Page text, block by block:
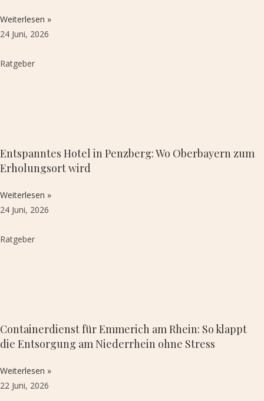
Weiterlesen »
24 Juni, 2026
Ratgeber
Entspanntes Hotel in Penzberg: Wo Oberbayern zum
Erholungsort wird
Weiterlesen »
24 Juni, 2026
Ratgeber
Containerdienst für Emmerich am Rhein: So klappt
die Entsorgung am Niederrhein ohne Stress
Weiterlesen »
22 Juni, 2026